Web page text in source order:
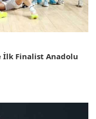
İlk Finalist Anadolu